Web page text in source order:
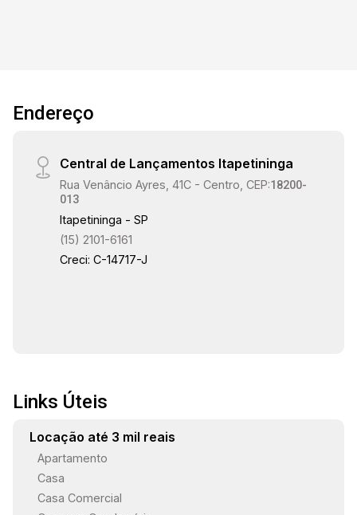
16:00
16:30
17:00
18:00
18:30
Endereço
Central de Lançamentos Itapetininga
Rua Venâncio Ayres, 41C - Centro, CEP:18200-
013
Itapetininga - SP
(15) 2101-6161
Creci: C-14717-J
Links Úteis
Locação até 3 mil reais
Apartamento
Casa
Casa Comercial